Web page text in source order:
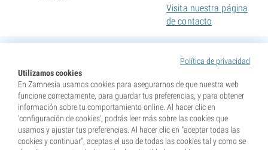
Política de privacidad
Utilizamos cookies
En Zamnesia usamos cookies para asegurarnos de que nuestra web
funcione correctamente, para guardar tus preferencias, y para obtener
información sobre tu comportamiento online. Al hacer clic en
'configuración de cookies', podrás leer más sobre las cookies que
usamos y ajustar tus preferencias. Al hacer clic en "aceptar todas las
cookies y continuar", aceptas el uso de todas las cookies tal y como se
Visita nuestra página
de contacto